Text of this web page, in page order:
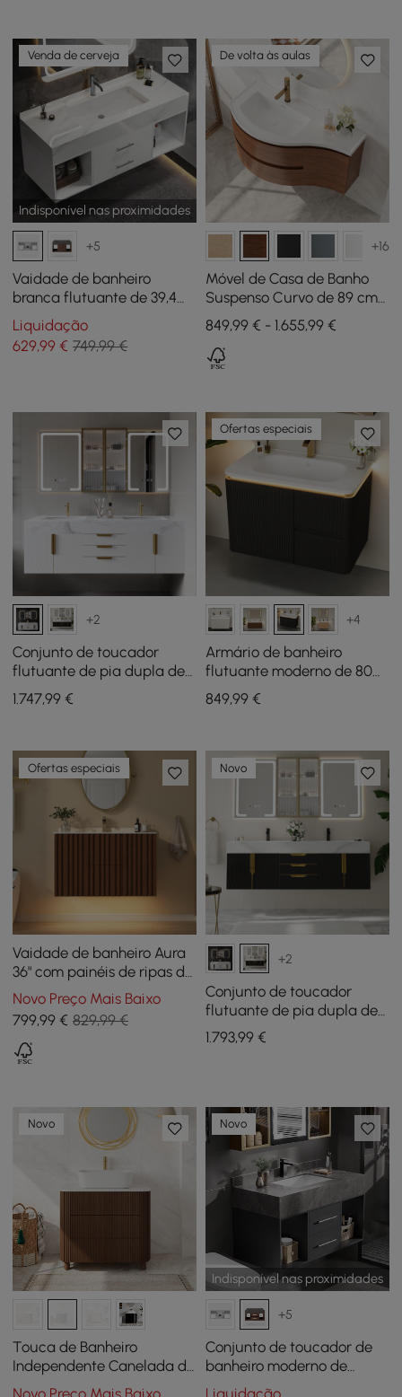
Indisponível nas proximidades
Venda de cerveja
+5
Vaidade de banheiro
branca flutuante de 39,4
polegadas com pia de
pedra sinterizada
Liquidação
629,99 € 749,99 €
De volta às aulas
+16
Móvel de Casa de Banho
Suspenso Curvo de 89 cm
com Lavatório e
Arrumação
849,99 € - 1.655,99 €
+2
Conjunto de toucador
flutuante de pia dupla de
1500 mm com armário de
remédios LED com
1.747,99 €
Ofertas especiais
+4
Armário de banheiro
flutuante moderno de 80
cm com pia, LED suave,
amplo armazenamento
849,99€
Ofertas especiais
Vaidade de banheiro Aura
36" com painéis de ripas de
madeira de cinza claro,
tampo de travertino
sintético
Novo Preço Mais Baixo
799,99 € 829,99 €
Novo
+2
Conjunto de toucador
flutuante de pia dupla de
150 cm com armário de
remédios LED e
1.793,99€
Novo
Touca de Banheiro
Independente Canelada de
81 cm (32 pol.) com Pia de
Novo Preço Mais Baixo
Indisponível nas proximidades
Novo
+5
Conjunto de toucador de
banheiro moderno de
pedra sinterizada
Liquidação